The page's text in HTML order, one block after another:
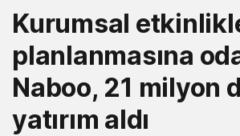
Kurumsal
planlanmasına
Naboo, 21 milyon
yatırım aldı